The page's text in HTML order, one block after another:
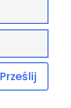
Prześlij